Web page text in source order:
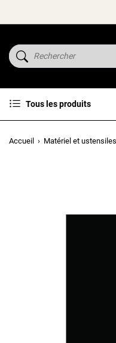
Tous les produits
Accueil Matériel et